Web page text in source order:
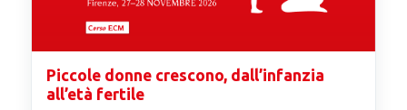
Piccole donne crescono, dall’infanzia
all’età fertile